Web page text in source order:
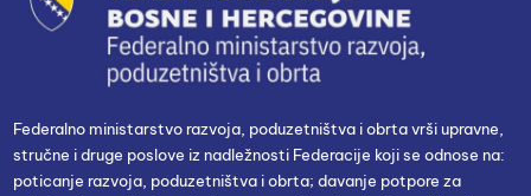
Federalno ministarstvo razvoja, poduzetništva i obrta vrši upravne,
stručne i druge poslove iz nadležnosti Federacije koji se odnose na:
poticanje razvoja, poduzetništva i obrta; davanje potpore za